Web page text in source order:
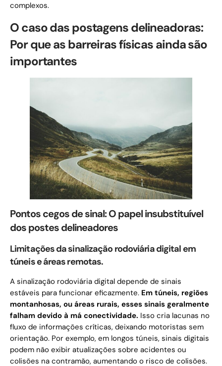
complexos.
O caso das postagens delineadoras:
Por que as barreiras físicas ainda são
importantes
Pontos cegos de sinal: O papel insubstituível
dos postes delineadores
Limitações da sinalização rodoviária digital em
túneis e áreas remotas.
A sinalização rodoviária digital depende de sinais
estáveis ​​para funcionar eficazmente. Em túneis, regiões
montanhosas, ou áreas rurais, esses sinais geralmente
falham devido à má conectividade. Isso cria lacunas no
fluxo de informações críticas, deixando motoristas sem
orientação. Por exemplo, em longos túneis, sinais digitais
podem não exibir atualizações sobre acidentes ou
colisões na contramão, aumentando o risco de colisões.